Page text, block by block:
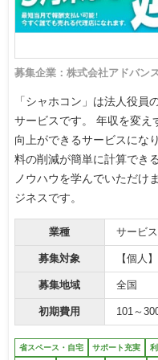
募集企業：株式会社アドバンス
「シャホコン」は法人役員
サービスです。 年収を変え
向上ができるサービスにな
料の削減が簡単に計算でき
ノウハウを学んでいただけ
ジネスです。
業種 サービ
募集対象 【個人
募集地域 全国
初期費用 101～
省スペース・自宅 サポート充実